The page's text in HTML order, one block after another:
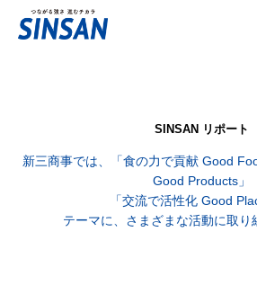
SINSAN リポート
新三商事では、「食の力で貢献 Good
Good Products」
「交流で活性化 Good
テーマに、さまざまな活動に取り